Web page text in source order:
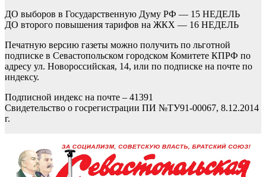
ДО выборов в Государственную Думу РФ — 15 НЕДЕЛЬ
ДО второго повышения тарифов на ЖКХ — 16 НЕДЕЛЬ
Печатную версию газеты можно получить по льготной
подписке в Севастопольском городском Комитете КПРФ по
адресу ул. Новороссийская, 14, или по подписке на почте по
индексу.
Подписной индекс на почте – 41391
Свидетельство о госрегистрации ПИ №ТУ91-00067, 8.12.2014
г.